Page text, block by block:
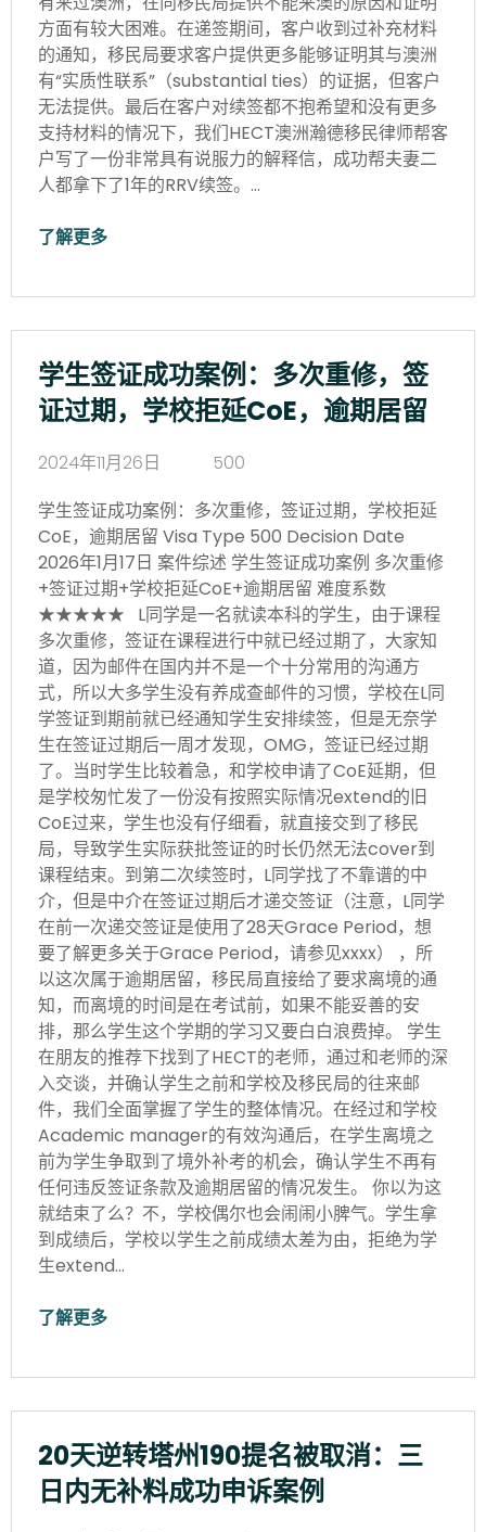
方面有较大困难。在递签期间，客户收到过补充材料
的通知，移民局要求客户提供更多能够证明其与澳洲
有“实质性联系”（substantial ties）的证据，但客户
无法提供。最后在客户对续签都不抱希望和没有更多
支持材料的情况下，我们HECT澳洲瀚德移民律师帮客
户写了一份非常具有说服力的解释信，成功帮夫妻二
人都拿下了1年的RRV续签。…
了解更多
学生签证成功案例：多次重修，签
证过期，学校拒延CoE，逾期居留
2024年11月26日
500
学生签证成功案例：多次重修，签证过期，学校拒延
CoE，逾期居留 Visa Type 500 Decision Date
2026年1月17日 案件综述 学生签证成功案例 多次重修
+签证过期+学校拒延CoE+逾期居留 难度系数
★★★★★ L同学是一名就读本科的学生，由于课程
多次重修，签证在课程进行中就已经过期了，大家知
道，因为邮件在国内并不是一个十分常用的沟通方
式，所以大多学生没有养成查邮件的习惯，学校在L同
学签证到期前就已经通知学生安排续签，但是无奈学
生在签证过期后一周才发现，OMG，签证已经过期
了。当时学生比较着急，和学校申请了CoE延期，但
是学校匆忙发了一份没有按照实际情况extend的旧
CoE过来，学生也没有仔细看，就直接交到了移民
局，导致学生实际获批签证的时长仍然无法cover到
课程结束。到第二次续签时，L同学找了不靠谱的中
介，但是中介在签证过期后才递交签证（注意，L同学
在前一次递交签证是使用了28天Grace Period，想
要了解更多关于Grace Period，请参见xxxx） ，所
以这次属于逾期居留，移民局直接给了要求离境的通
知，而离境的时间是在考试前，如果不能妥善的安
排，那么学生这个学期的学习又要白白浪费掉。 学生
在朋友的推荐下找到了HECT的老师，通过和老师的深
入交谈，并确认学生之前和学校及移民局的往来邮
件，我们全面掌握了学生的整体情况。在经过和学校
Academic manager的有效沟通后，在学生离境之
前为学生争取到了境外补考的机会，确认学生不再有
任何违反签证条款及逾期居留的情况发生。 你以为这
就结束了么？不，学校偶尔也会闹闹小脾气。学生拿
到成绩后，学校以学生之前成绩太差为由，拒绝为学
生extend…
了解更多
20天逆转塔州190提名被取消：三
日内无补料成功申诉案例